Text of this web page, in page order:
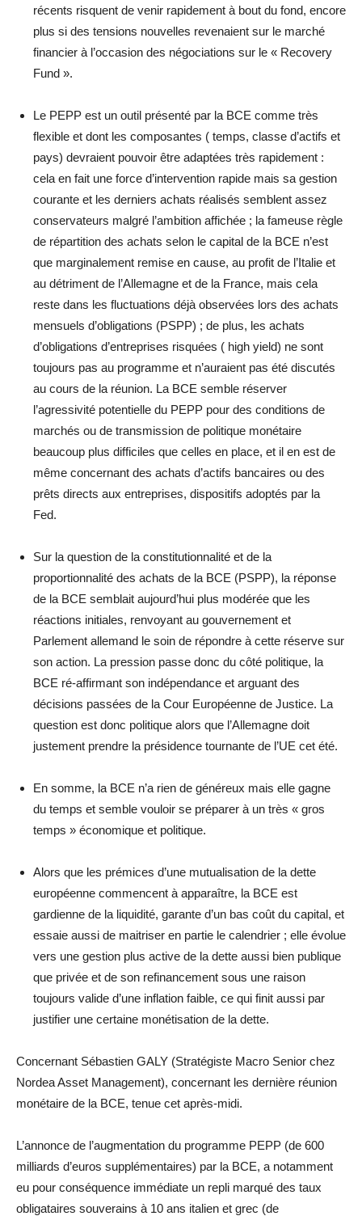
récents risquent de venir rapidement à bout du fond, encore
plus si des tensions nouvelles revenaient sur le marché
financier à l’occasion des négociations sur le « Recovery
Fund ».
Le PEPP est un outil présenté par la BCE comme très
flexible et dont les composantes ( temps, classe d’actifs et
pays) devraient pouvoir être adaptées très rapidement :
cela en fait une force d’intervention rapide mais sa gestion
courante et les derniers achats réalisés semblent assez
conservateurs malgré l’ambition affichée ; la fameuse règle
de répartition des achats selon le capital de la BCE n’est
que marginalement remise en cause, au profit de l’Italie et
au détriment de l’Allemagne et de la France, mais cela
reste dans les fluctuations déjà observées lors des achats
mensuels d’obligations (PSPP) ; de plus, les achats
d’obligations d’entreprises risquées ( high yield) ne sont
toujours pas au programme et n’auraient pas été discutés
au cours de la réunion. La BCE semble réserver
l’agressivité potentielle du PEPP pour des conditions de
marchés ou de transmission de politique monétaire
beaucoup plus difficiles que celles en place, et il en est de
même concernant des achats d’actifs bancaires ou des
prêts directs aux entreprises, dispositifs adoptés par la
Fed.
Sur la question de la constitutionnalité et de la
proportionnalité des achats de la BCE (PSPP), la réponse
de la BCE semblait aujourd’hui plus modérée que les
réactions initiales, renvoyant au gouvernement et
Parlement allemand le soin de répondre à cette réserve sur
son action. La pression passe donc du côté politique, la
BCE ré-affirmant son indépendance et arguant des
décisions passées de la Cour Européenne de Justice. La
question est donc politique alors que l’Allemagne doit
justement prendre la présidence tournante de l’UE cet été.
En somme, la BCE n’a rien de généreux mais elle gagne
du temps et semble vouloir se préparer à un très « gros
temps » économique et politique.
Alors que les prémices d’une mutualisation de la dette
européenne commencent à apparaître, la BCE est
gardienne de la liquidité, garante d’un bas coût du capital, et
essaie aussi de maitriser en partie le calendrier ; elle évolue
vers une gestion plus active de la dette aussi bien publique
que privée et de son refinancement sous une raison
toujours valide d’une inflation faible, ce qui finit aussi par
justifier une certaine monétisation de la dette.
Concernant Sébastien GALY (Stratégiste Macro Senior chez
Nordea Asset Management), concernant les dernière réunion
monétaire de la BCE, tenue cet après-midi.
L’annonce de l’augmentation du programme PEPP (de 600
milliards d’euros supplémentaires) par la BCE, a notamment
eu pour conséquence immédiate un repli marqué des taux
obligataires souverains à 10 ans italien et grec (de